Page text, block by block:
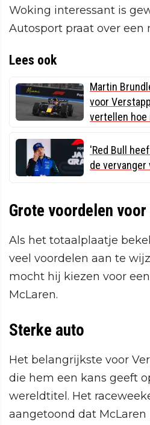
Woking interessant is
Autosport praat over een
Lees ook
Martin
voor
vertellen hoe
'Red Bull
de vervanger
Grote voordelen
Als het totaalplaatje
veel voordelen aan te
mocht hij kiezen voor
McLaren.
Sterke auto
Het belangrijkste voor
die hem een kans geeft
wereldtitel. Het
aangetoond dat McLaren